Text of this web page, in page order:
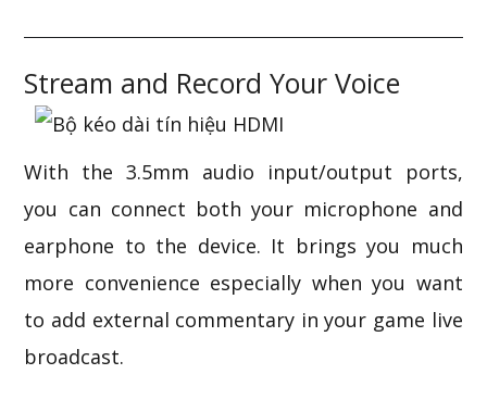
Stream and Record Your Voice
With the 3.5mm audio input/output ports,
you can connect both your microphone and
earphone to the device. It brings you much
more convenience especially when you want
to add external commentary in your game live
broadcast.